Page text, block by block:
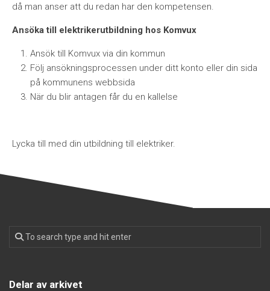
då man anser att du redan har den kompetensen.
Ansöka till elektrikerutbildning hos Komvux
Ansök till Komvux via din kommun
Följ ansökningsprocessen under ditt konto eller din sida
på kommunens webbsida
När du blir antagen får du en kallelse
Lycka till med din utbildning till elektriker.
Delar av arkivet